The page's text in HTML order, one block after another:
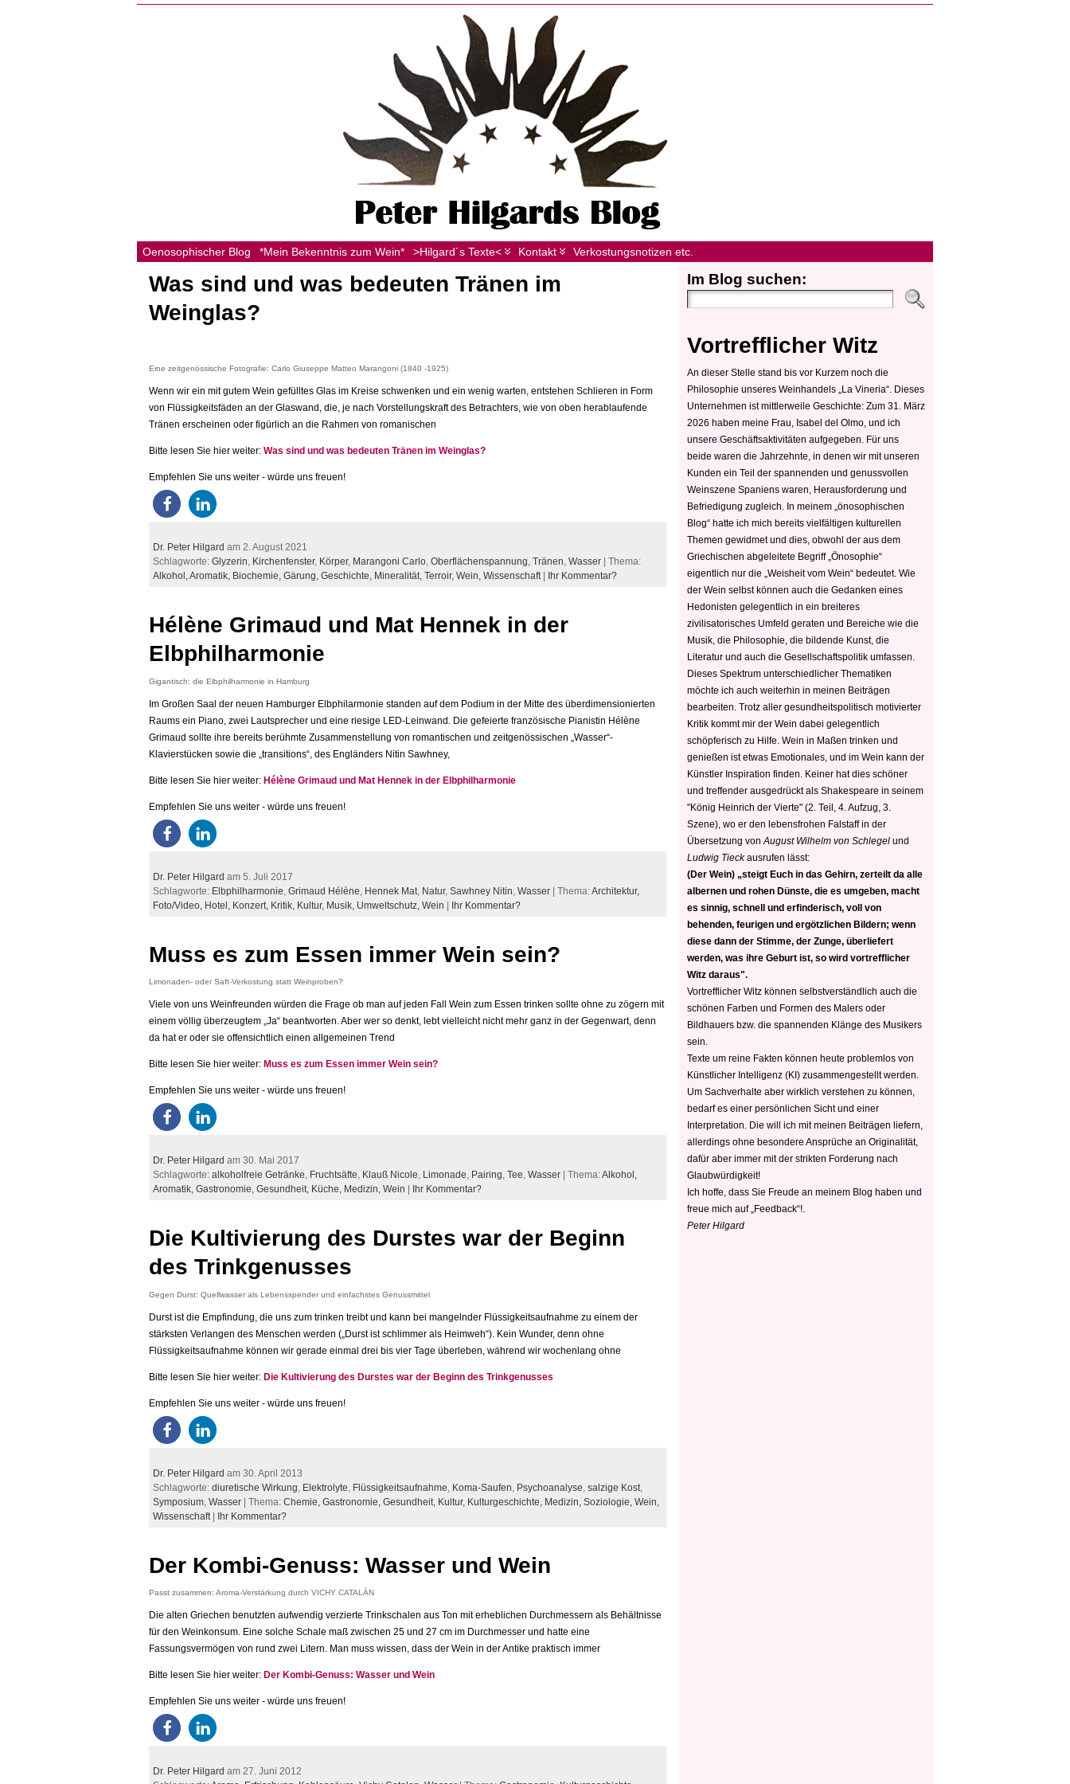
Oenosophischer Blog *Mein Bekenntnis zum Wein* >Hilgard´s Texte< Kontakt Verkostungsnotizen etc.
Was sind und was bedeuten Tränen im
Weinglas?
Eine zeitgenössische Fotografie: Carlo Giuseppe Matteo Marangoni (1840 -1925)
Wenn wir ein mit gutem Wein gefülltes Glas im Kreise schwenken und ein wenig warten, entstehen Schlieren in Form
von Flüssigkeitsfäden an der Glaswand, die, je nach Vorstellungskraft des Betrachters, wie von oben herablaufende
Tränen erscheinen oder figürlich an die Rahmen von romanischen
Bitte lesen Sie hier weiter: Was sind und was bedeuten Tränen im Weinglas?
Empfehlen Sie uns weiter - würde uns freuen!
Dr. Peter Hilgard am 2. August 2021
Schlagworte: Glyzerin, Kirchenfenster, Körper, Marangoni Carlo, Oberflächenspannung, Tränen, Wasser | Thema:
Alkohol,Aromatik, Biochemie, Gärung, Geschichte, Mineralität, Terroir, Wein, Wissenschaft| Ihr Kommentar?
Hélène Grimaud und Mat Hennek in der
Elbphilharmonie
Gigantisch: die Elbphilharmonie in Hamburg
Im Großen Saal der neuen Hamburger Elbphilarmonie standen auf dem Podium in der Mitte des überdimensionierten
Raums ein Piano, zwei Lautsprecher und eine riesige LED-Leinwand. Die gefeierte französische Pianistin Hélène
Grimaud sollte ihre bereits berühmte Zusammenstellung von romantischen und zeitgenössischen „Wasser“-
Klavierstücken sowie die „transitions“, des Engländers Nitin Sawhney,
Bitte lesen Sie hier weiter: Hélène Grimaud und Mat Hennek in der Elbphilharmonie
Empfehlen Sie uns weiter - würde uns freuen!
Dr. Peter Hilgard am 5. Juli 2017
Schlagworte: Elbphilharmonie Grimaud Hélène Hennek Mat Natur, Sawhney Nitin Wasser | Thema:Architektur,
Foto/Video, Hotel, Konzert, Kritik, Kultur, Musik, Umweltschutz, Wein | Ihr Kommentar?
Muss es zum Essen immer Wein sein?
Limonaden- oder Saft-Verkostung statt Weinproben?
Viele von uns Weinfreunden würden die Frage ob man auf jeden Fall Wein zum Essen trinken sollte ohne zu zögern mit
einem völlig überzeugtem „Ja“ beantworten. Aber wer so denkt, lebt vielleicht nicht mehr ganz in der Gegenwart, denn
da hat er oder sie offensichtlich einen allgemeinen Trend
Bitte lesen Sie hier weiter: Muss es zum Essen immer Wein sein?
Empfehlen Sie uns weiter - würde uns freuen!
Dr. Peter Hilgard am 30. Mai 2017
Schlagworte: alkoholfreie Getränke, Fruchtsäfte, Klauß Nicole, Limonade, Pairing, Tee, Wasser | Thema:Alkohol,
Aromatik, Gastronomie, Gesundheit, Küche, Medizin, Wein Ihr Kommentar?
Die Kultivierung des Durstes war der Beginn
des Trinkgenusses
Gegen Durst: Quellwasser als Lebensspender und einfachstes Genussmittel
Durst ist die Empfindung, die uns zum trinken treibt und kann bei mangelnder Flüssigkeitsaufnahme zu einem der
stärksten Verlangen des Menschen werden („Durst ist schlimmer als Heimweh“). Kein Wunder, denn ohne
Flüssigkeitsaufnahme können wir gerade einmal drei bis vier Tage überleben, während wir wochenlang ohne
Bitte lesen Sie hier weiter: Die Kultivierung des Durstes war der Beginn des Trinkgenusses
Empfehlen Sie uns weiter - würde uns freuen!
Dr. Peter Hilgard am 30. April 2013
Schlagworte: diuretische Wirkung Elektrolyte Flüssigkeitsaufnahme Koma-Saufen Psychoanalyse salzige Kost
Symposium Wasser | Thema: Chemie, Gastronomie, Gesundheit, Kultur, Kulturgeschichte, Medizin, Soziologie, Wein,
Wissenschaft | Ihr Kommentar?
Der Kombi-Genuss: Wasser und Wein
Passt zusammen: Aroma-Verstärkung durch VICHY CATALÀN
Die alten Griechen benutzten aufwendig verzierte Trinkschalen aus Ton mit erheblichen Durchmessern als Behältnisse
für den Weinkonsum. Eine solche Schale maß zwischen 25 und 27 cm im Durchmesser und hatte eine
Fassungsvermögen von rund zwei Litern. Man muss wissen, dass der Wein in der Antike praktisch immer
Bitte lesen Sie hier weiter: Der Kombi-Genuss: Wasser und Wein
Empfehlen Sie uns weiter - würde uns freuen!
Dr. Peter Hilgard am 27. Juni 2012
Im Blog suchen:
Vortrefflicher Witz
An dieser Stelle stand bis vor Kurzem noch die
Philosophie unseres Weinhandels „La Vineria“. Dieses
Unternehmen ist mittlerweile Geschichte: Zum 31. März
2026 haben meine Frau, Isabel del Olmo, und ich
unsere Geschäftsaktivitäten aufgegeben. Für uns
beide waren die Jahrzehnte, in denen wir mit unseren
Kunden ein Teil der spannenden und genussvollen
Weinszene Spaniens waren, Herausforderung und
Befriedigung zugleich. In meinem „önosophischen
Blog“ hatte ich mich bereits vielfältigen kulturellen
Themen gewidmet und dies, obwohl der aus dem
Griechischen abgeleitete Begriff „Önosophie“
eigentlich nur die „Weisheit vom Wein“ bedeutet. Wie
der Wein selbst können auch die Gedanken eines
Hedonisten gelegentlich in ein breiteres
zivilisatorisches Umfeld geraten und Bereiche wie die
Musik, die Philosophie, die bildende Kunst, die
Literatur und auch die Gesellschaftspolitik umfassen.
Dieses Spektrum unterschiedlicher Thematiken
möchte ich auch weiterhin in meinen Beiträgen
bearbeiten. Trotz aller gesundheitspolitisch motivierter
Kritik kommt mir der Wein dabei gelegentlich
schöpferisch zu Hilfe. Wein in Maßen trinken und
genießen ist etwas Emotionales, und im Wein kann der
Künstler Inspiration finden. Keiner hat dies schöner
und treffender ausgedrückt als Shakespeare in seinem
"König Heinrich der Vierte" (2. Teil, 4. Aufzug, 3.
Szene), wo er den lebensfrohen Falstaff in der
Übersetzung von August Wilhelm von Schlegel und
Ludwig Tieckausrufen lässt:
(Der Wein) „steigt Euch in das Gehirn, zerteilt da alle
albernen und rohen Dünste, die es umgeben, macht
es sinnig, schnell und erfinderisch, voll von
behenden, feurigen und ergötzlichen Bildern; wenn
diese dann der Stimme, der Zunge, überliefert
werden, was ihre Geburt ist, so wird vortrefflicher
Witz daraus".
Vortrefflicher Witz können selbstverständlich auch die
schönen Farben und Formen des Malers oder
Bildhauers bzw. die spannenden Klänge des Musikers
sein.
Texte um reine Fakten können heute problemlos von
Künstlicher Intelligenz (KI) zusammengestellt werden.
Um Sachverhalte aber wirklich verstehen zu können,
bedarf es einer persönlichen Sicht und einer
Interpretation. Die will ich mit meinen Beiträgen liefern,
allerdings ohne besondere Ansprüche an Originalität,
dafür aber immer mit der strikten Forderung nach
Glaubwürdigkeit!
Ich hoffe, dass Sie Freude an meinem Blog haben und
freue mich auf „Feedback“!.
Peter Hilgard